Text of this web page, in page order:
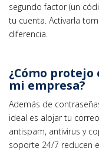
segundo factor (un
tu cuenta. Activarla
diferencia.
¿Cómo
mi empresa?
Además de
ideal es alojar tu
antispam, antivirus y
soporte 24/7 reducen